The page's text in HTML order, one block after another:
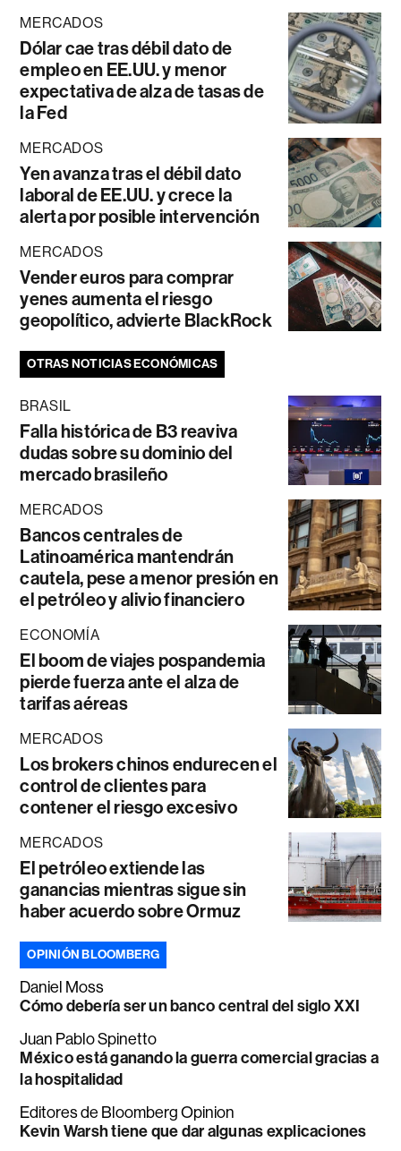
MERCADOS
Dólar cae tras débil dato de
empleo en EE.UU. y menor
expectativa de alza de tasas de
la Fed
MERCADOS
Yen avanza tras el débil dato
laboral de EE.UU. y crece la
alerta por posible intervención
MERCADOS
Vender euros para comprar
yenes aumenta el riesgo
geopolítico, advierte BlackRock
OTRAS NOTICIAS ECONÓMICAS
BRASIL
Falla histórica de B3 reaviva
dudas sobre su dominio del
mercado brasileño
MERCADOS
Bancos centrales de
Latinoamérica mantendrán
cautela, pese a menor presión en
el petróleo y alivio financiero
ECONOMÍA
El boom de viajes pospandemia
pierde fuerza ante el alza de
tarifas aéreas
MERCADOS
Los brokers chinos endurecen el
control de clientes para
contener el riesgo excesivo
MERCADOS
El petróleo extiende las
ganancias mientras sigue sin
haber acuerdo sobre Ormuz
OPINIÓN BLOOMBERG
Daniel Moss
Cómo debería ser un banco central del siglo XXI
Juan Pablo Spinetto
México está ganando la guerra comercial gracias a
la hospitalidad
Editores de Bloomberg Opinion
Kevin Warsh tiene que dar algunas explicaciones